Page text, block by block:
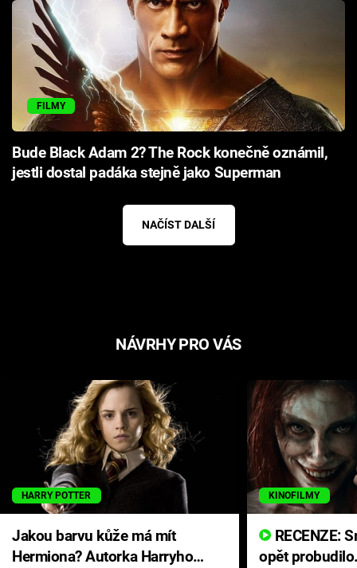
FILMY
Bude Black Adam 2? The Rock konečně oznámil,
jestli dostal padáka stejně jako Superman
NAČÍST DALŠÍ
NÁVRHY PRO VÁS
HARRY POTTER
Jakou barvu kůže má mít
Hermiona? Autorka Harryho
KINOFILMY
opět